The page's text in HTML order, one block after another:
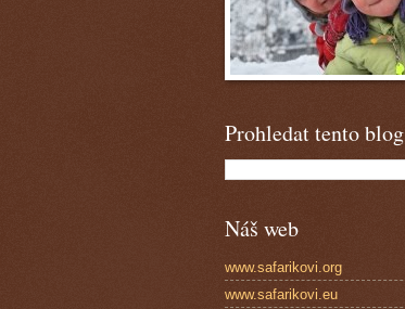
Prohledat tento blog
Náš web
www.safarikovi.org
www.safarikovi.eu